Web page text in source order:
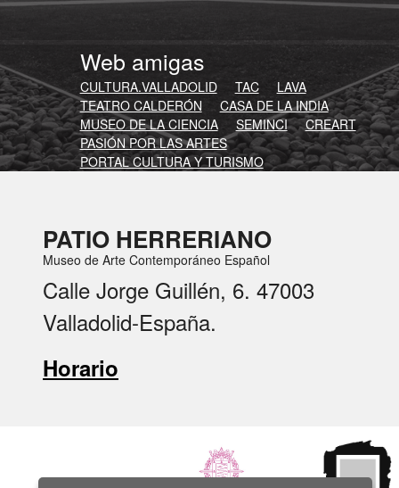
Web amigas
CULTURA.VALLADOLID TAC
LAVA
TEATRO CALDERÓN
CASA DE LA INDIA
MUSEO DE LA CIENCIA
SEMINCI
CREART
PASIÓN POR LAS ARTES
PORTAL CULTURA Y TURISMO
PATIO HERRERIANO
Museo de Arte Contemporáneo Español
Calle Jorge Guillén, 6. 47003
Valladolid-España.
Horario